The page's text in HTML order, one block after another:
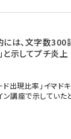
には、文字数300
示してプチ炎上
出現比率」――イマ
ン講座で示していた